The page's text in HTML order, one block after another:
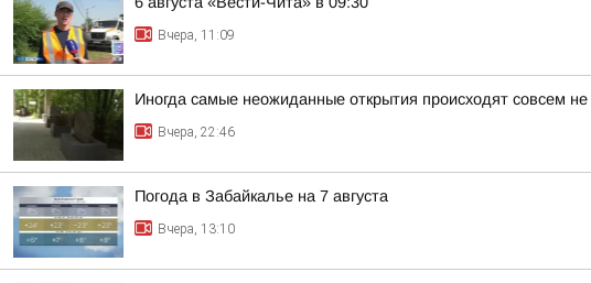
Вчера, 11:09
Иногда самые неожиданные открытия происходят совсем
Вчера, 22:46
Погода в Забайкалье на 7 августа
Вчера, 13:10